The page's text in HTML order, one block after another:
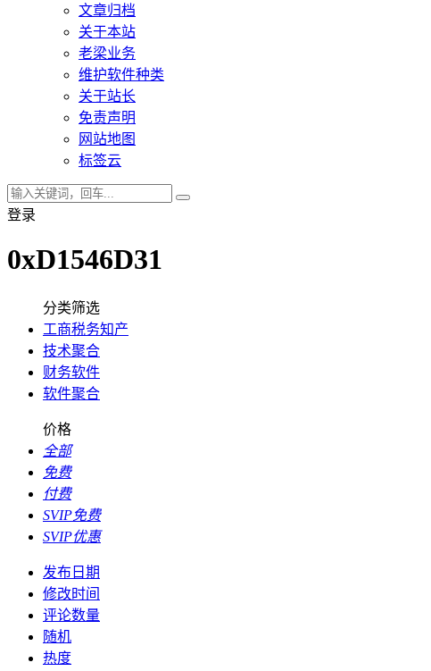
文章归档
关于本站
老梁业务
维护软件种类
关于站长
免责声明
网站地图
标签云
登录
0xD1546D31
分类筛选
工商税务知产
技术聚合
财务软件
软件聚合
价格
全部
免费
付费
SVIP免费
SVIP优惠
发布日期
修改时间
评论数量
随机
热度